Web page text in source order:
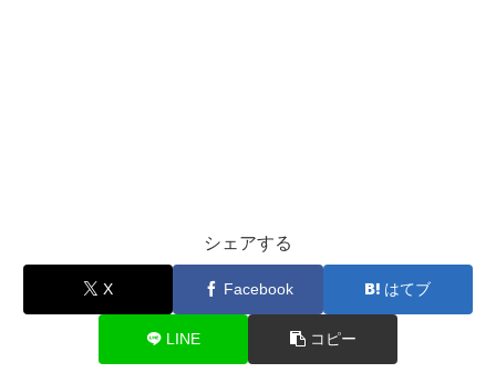
シェアする
X Facebook はてブ
LINE コピー